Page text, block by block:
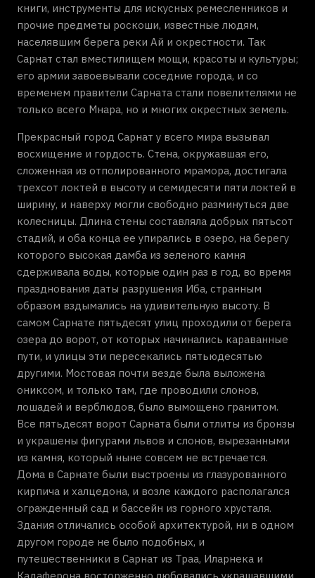
книги, инструменты для искусных ремесленников и
прочие предметы роскоши, известные людям,
населявшим берега реки Ай и окрестности. Так
Сарнат стал вместилищем мощи, красоты и культуры;
его армии завоевывали соседние города, и со
временем правители Сарната стали повелителями не
только всего Мнара, но и многих окрестных земель.
Прекрасный город Сарнат у всего мира вызывал
восхищение и гордость. Стена, окружавшая его,
сложенная из отполированного мрамора, достигала
трехсот локтей в высоту и семидесяти пяти локтей в
ширину, и наверху могли свободно разминуться две
колесницы. Длина стены составляла добрых пятьсот
стадий, и оба конца ее упирались в озеро, на берегу
которого высокая дамба из зеленого камня
сдерживала воды, которые один раз в год, во время
празднования даты разрушения Иба, странным
образом вздымались на удивительную высоту. В
самом Сарнате пятьдесят улиц проходили от берега
озера до ворот, от которых начинались караванные
пути, и улицы эти пересекались пятьюдесятью
другими. Мостовая почти везде была выложена
ониксом, и только там, где проводили слонов,
лошадей и верблюдов, было вымощено гранитом.
Все пятьдесят ворот Сарната были отлиты из бронзы
и украшены фигурами львов и слонов, вырезанными
из камня, который ныне совсем не встречается.
Дома в Сарнате были выстроены из глазурованного
кирпича и халцедона, и возле каждого располагался
огражденный сад и бассейн из горного хрусталя.
Здания отличались особой архитектурой, ни в одном
другом городе не было подобных, и
путешественники в Сарнат из Траа, Иларнека и